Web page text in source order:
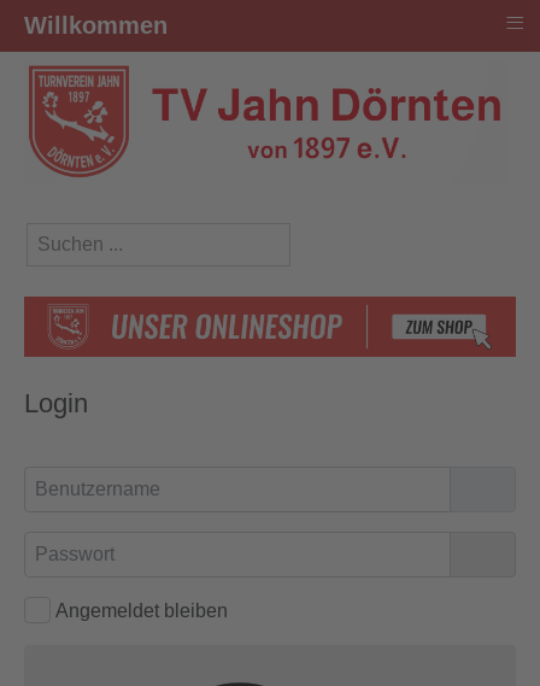
Suchen ...
Login
Benutzername
Passwort
Angemeldet bleiben
Willkommen ≡